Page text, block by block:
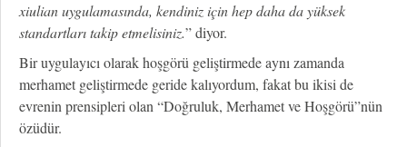
xiulian uygulamasında, kendiniz için hep daha da yüksek
standartları takip etmelisiniz.” diyor.
Bir uygulayıcı olarak hoşgörü geliştirmede aynı zamanda
merhamet geliştirmede geride kalıyordum, fakat bu ikisi de
evrenin prensipleri olan “Doğruluk, Merhamet ve Hoşgörü”nün
özüdür.